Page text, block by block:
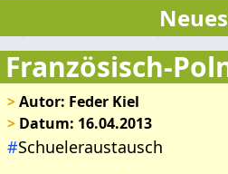
>Autor: Feder Kiel
> Datum: 16.04.2013
#Schueleraustausch
Neues